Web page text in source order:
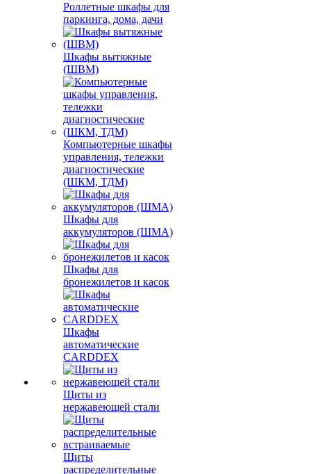
Роллетные шкафы для
паркинга, дома, дачи
Шкафы вытяжные
(ШВМ)
Компьютерные шкафы
управления, тележки
диагностические
(ШКМ, ТДМ)
Шкафы для
аккумуляторов (ШМА)
Шкафы для
бронежилетов и касок
Шкафы
автоматические
CARDDEX
Щиты из
нержавеющей стали
Щиты
распределительные